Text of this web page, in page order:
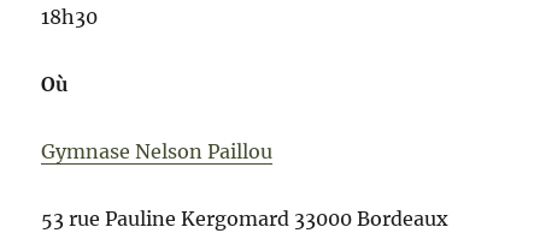
18h30
Où
Gymnase Nelson Paillou
53 rue Pauline Kergomard 33000 Bordeaux